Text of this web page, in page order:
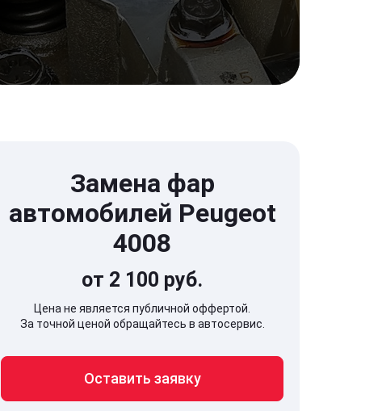
141707, Московская обл,
Долгопрудный г, Береговой проезд,
дом 5
Замена фар
автомобилей Peugeot
4008
от 2 100 руб.
Цена не является публичной оффертой.
За точной ценой обращайтесь в автосервис.
Оставить заявку